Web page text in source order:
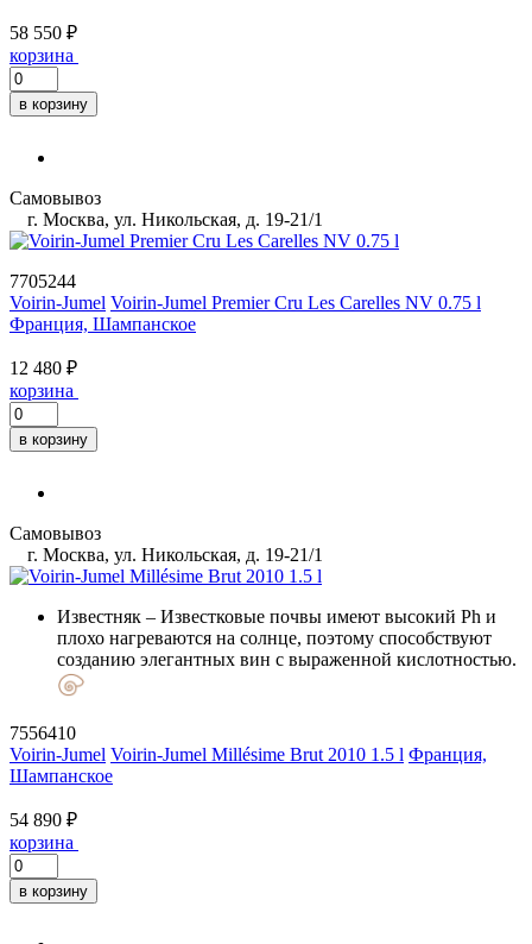
58 550 ₽
корзина
в корзину
Самовывоз
г. Москва, ул. Никольская, д. 19-21/1
7705244
Voirin-Jumel Voirin-Jumel Premier Cru Les Carelles NV 0.75 l
Франция, Шампанское
12 480 ₽
корзина
в корзину
Самовывоз
г. Москва, ул. Никольская, д. 19-21/1
Известняк – Известковые почвы имеют высокий Ph и
плохо нагреваются на солнце, поэтому способствуют
созданию элегантных вин с выраженной кислотностью.
7556410
Voirin-Jumel Voirin-Jumel Millésime Brut 2010 1.5 l Франция,
Шампанское
54 890 ₽
корзина
в корзину